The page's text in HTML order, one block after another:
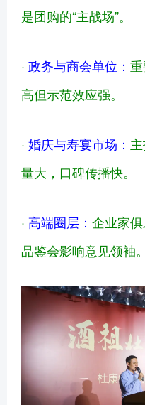
是团购的“主战场”。
· 政务与商会单位：
高但示范效应强。
· 婚庆与寿宴市场：
量大，口碑传播快。
· 高端圈层： 企业家
品鉴会影响意见领袖。